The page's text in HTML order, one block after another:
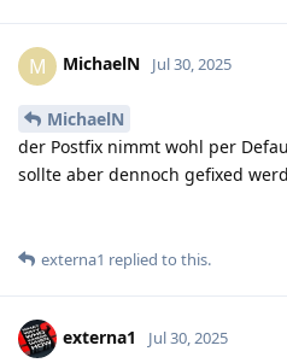
M MichaelN Jul 30, 2025
MichaelN
der Postfix nimmt wohl per
sollte aber dennoch gefixed
externa1 replied to this.
externa1 Jul 30, 2025